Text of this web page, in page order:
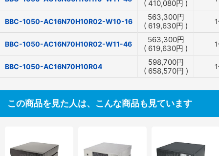
( 410,080円 )
BBC-1050-AC16N70H10R02-W10-16 563,300円
( 619,630円 )
BBC-1050-AC16N70H10R02-W11-46 563,300円
( 619,630円 )
BBC-1050-AC16N70H10R04 598,700円
( 658,570円 )
この商品を見た人は、こんな商品も見ています